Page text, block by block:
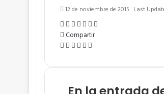
12 de noviembre de 2015 Last
Facebook
Twitter
WhatsApp
Telegram
LineCompartir
por
Compartir
Facebook
Twitter
WhatsApp
Telegram
Compartir
correo